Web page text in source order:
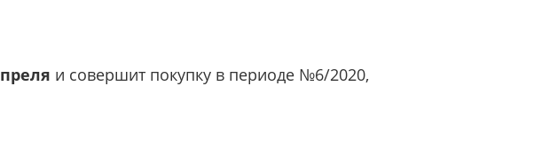
и совершит покупку в периоде №6/2020,